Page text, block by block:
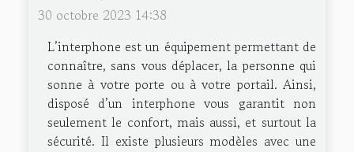
30 octobre 2023 14:38
L’interphone est un équipement permettant de
connaître, sans vous déplacer, la personne qui
sonne à votre porte ou à votre portail. Ainsi,
disposé d’un interphone vous garantit non
seulement le confort, mais aussi, et surtout la
sécurité. Il existe plusieurs modèles avec une